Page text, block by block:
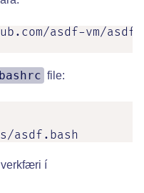
asdf-vm/
file:
asdf.bash
verkfæri í